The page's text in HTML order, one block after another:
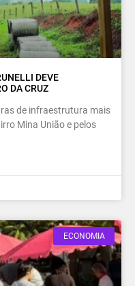
DEVE
DA CRUZ
de infraestrutura mais
Mina União e pelos
ECONOMIA